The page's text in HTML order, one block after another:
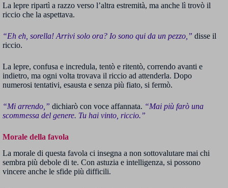
La lepre ripartì a razzo verso l’altra estremità, ma anche lì trovò il
riccio che la aspettava.
“Eh eh, sorella! Arrivi solo ora? Io sono qui da un pezzo,” disse il
riccio.
La lepre, confusa e incredula, tentò e ritentò, correndo avanti e
indietro, ma ogni volta trovava il riccio ad attenderla. Dopo
numerosi tentativi, esausta e senza più fiato, si fermò.
“Mi arrendo,” dichiarò con voce affannata. “Mai più farò una
scommessa del genere. Tu hai vinto, riccio.”
Morale della favola
La morale di questa favola ci insegna a non sottovalutare mai chi
sembra più debole di te. Con astuzia e intelligenza, si possono
vincere anche le sfide più difficili.